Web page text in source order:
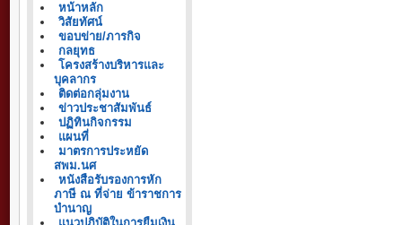
หน้าหลัก
วิสัยทัศน์
ขอบข่าย/ภารกิจ
กลยุทธ
โครงสร้างบริหารและ
บุคลากร
ติดต่อกลุ่มงาน
ข่าวประชาสัมพันธ์
ปฏิทินกิจกรรม
แผนที่
มาตรการประหยัด
สพม.นศ
หนังสือรับรองการหัก
ภาษี ณ ที่จ่าย ข้าราชการ
บำนาญ